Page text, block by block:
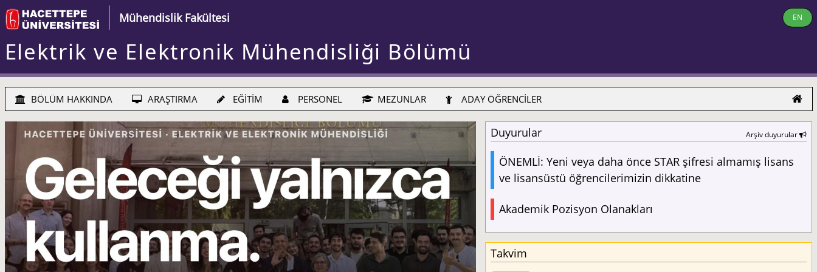
Mühendislik Fakültesi EN
Elektrik ve Elektronik Mühendisliği Bölümü
BÖLÜM HAKKINDA ARAŞTIRMA EĞİTİM PERSONEL MEZUNLAR ADAY ÖĞRENCİLER
Duyurular Arşiv duyurular
ÖNEMLİ: Yeni veya daha önce STAR şifresi almamış lisans
ve lisansüstü öğrencilerimizin dikkatine
Akademik Pozisyon Olanakları
Takvim